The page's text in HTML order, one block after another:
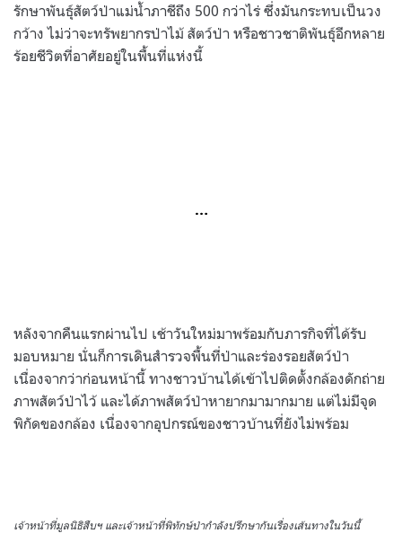
รักษาพันธุ์สัตว์ป่าแม่น้ำภาชีถึง 500 กว่าไร่ ซึ่งมันกระทบเป็นวง
กว้าง ไม่ว่าจะทรัพยากรป่าไม้ สัตว์ป่า หรือชาวชาติพันธุ์อีกหลาย
ร้อยชีวิตที่อาศัยอยู่ในพื้นที่แห่งนี้
…
หลังจากคืนแรกผ่านไป เช้าวันใหม่มาพร้อมกับภารกิจที่ได้รับ
มอบหมาย นั่นก็การเดินสำรวจพื้นที่ป่าและร่องรอยสัตว์ป่า
เนื่องจากว่าก่อนหน้านี้ ทางชาวบ้านได้เข้าไปติดตั้งกล้องดักถ่าย
ภาพสัตว์ป่าไว้ และได้ภาพสัตว์ป่าหายากมามากมาย แต่ไม่มีจุด
พิกัดของกล้อง เนื่องจากอุปกรณ์ของชาวบ้านที่ยังไม่พร้อม
เจ้าหน้าที่มูลนิธิสืบฯ และเจ้าหน้าที่พิทักษ์ป่ากำลังปรึกษากันเรื่องเส้นทางในวันนี้